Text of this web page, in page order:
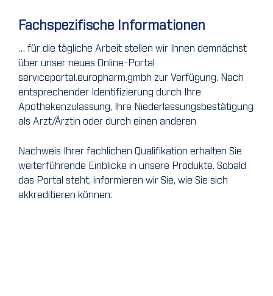
Fachspezifische Informationen
… für die tägliche Arbeit stellen wir Ihnen demnächst
über unser neues Online-Portal
serviceportal.europharm.gmbh zur Verfügung. Nach
entsprechender Identifizierung durch Ihre
Apothekenzulassung, Ihre Niederlassungsbestätigung
als Arzt/Ärztin oder durch einen anderen
Nachweis Ihrer fachlichen Qualifikation erhalten Sie
weiterführende Einblicke in unsere Produkte. Sobald
das Portal steht, informieren wir Sie, wie Sie sich
akkreditieren können.